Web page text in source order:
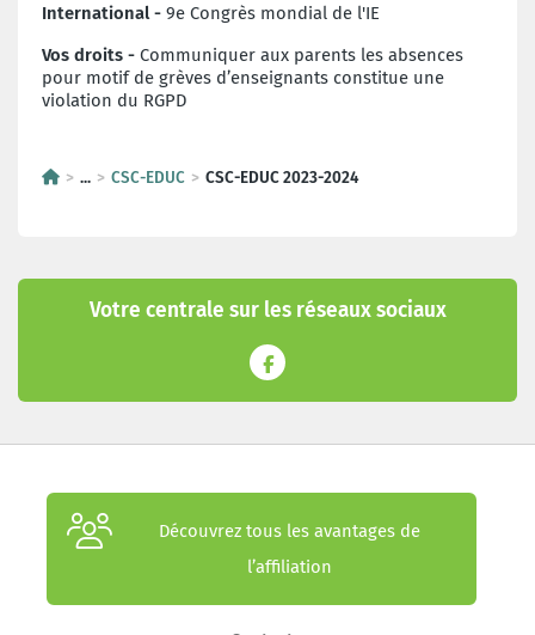
International - 9e Congrès mondial de l'IE
Vos droits - Communiquer aux parents les absences
pour motif de grèves d’enseignants constitue une
violation du RGPD
... CSC-EDUC CSC-EDUC 2023-2024
Votre centrale sur les réseaux sociaux
Découvrez tous les avantages de
l’affiliation